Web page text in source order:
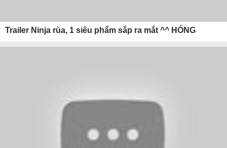
Trailer Ninja rùa, 1 siêu phẩm sắp ra mắt ^^ HÓNG